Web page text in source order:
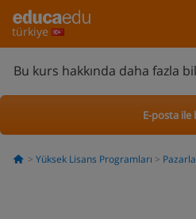
türkiye
Bu kurs hakkında daha fazla
E-posta ile
Yüksek Lisans Programları